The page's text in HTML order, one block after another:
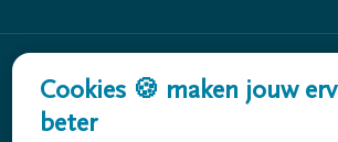
Wat is rouw?
Cookies 🍪 maken jouw
beter